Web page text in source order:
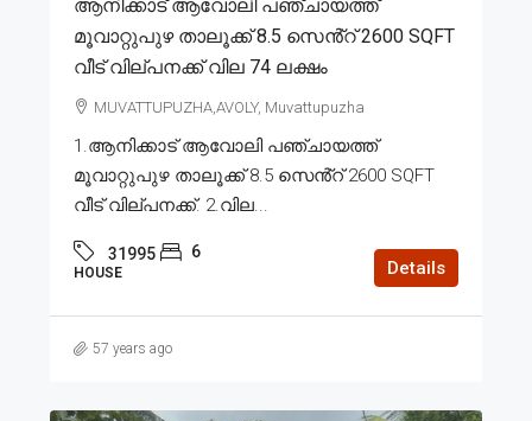
ആനിക്കാട് ആവോലി പഞ്ചായത്ത്
മൂവാറ്റുപുഴ താലൂക്ക് 8.5 സെൻ്റ് 2600 SQFT
വീട് വില്പനക്ക് വില 74 ലക്ഷം
MUVATTUPUZHA,AVOLY, Muvattupuzha
1.ആനിക്കാട് ആവോലി പഞ്ചായത്ത്
മൂവാറ്റുപുഴ താലൂക്ക് 8.5 സെൻ്റ് 2600 SQFT
വീട് വില്പനക്ക്. 2.വില...
31995 6
HOUSE Details
57 years ago